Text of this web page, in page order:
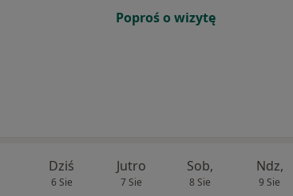
Poproś o wizytę
Dziś
6 Sie
Jutro
7 Sie
Sob,
8 Sie
Ndz,
9 Sie